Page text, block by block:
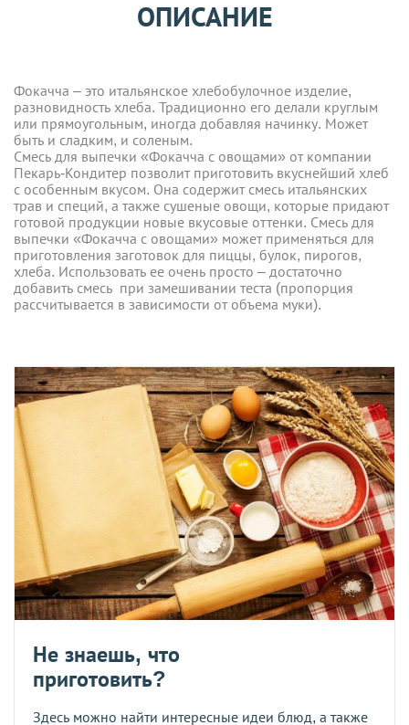
ОПИСАНИЕ
Фокачча – это итальянское хлебобулочное изделие,
разновидность хлеба. Традиционно его делали круглым
или прямоугольным, иногда добавляя начинку. Может
быть и сладким, и соленым.
Смесь для выпечки «Фокачча с овощами» от компании
Пекарь-Кондитер позволит приготовить вкуснейший хлеб
с особенным вкусом. Она содержит смесь итальянских
трав и специй, а также сушеные овощи, которые придают
готовой продукции новые вкусовые оттенки. Смесь для
выпечки «Фокачча с овощами» может применяться для
приготовления заготовок для пиццы, булок, пирогов,
хлеба. Использовать ее очень просто – достаточно
добавить смесь при замешивании теста (пропорция
рассчитывается в зависимости от объема муки).
Не знаешь, что
приготовить?
Здесь можно найти интересные идеи блюд, а также